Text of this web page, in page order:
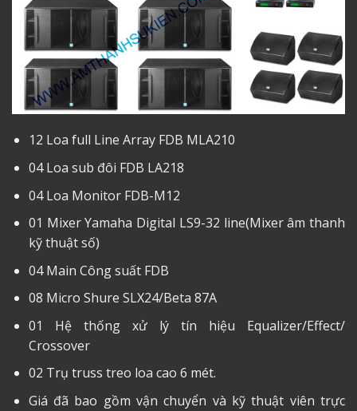
12 Loa full Line Array FDB MLA210
04 Loa sub đôi FDB LA218
04 Loa Monitor FDB-M12
01 Mixer Yamaha Digital LS9-32 line(Mixer âm thanh
kỹ thuật số)
04 Main Công suất FDB
08 Micro Shure SLX24/Beta 87A
01 Hệ thống xử lý tín hiệu Equalizer/Effect/
Crossover
02 Trụ truss treo loa cao 6 mét.
Giá đã bao gồm vận chuyển và kỹ thuật viên trực